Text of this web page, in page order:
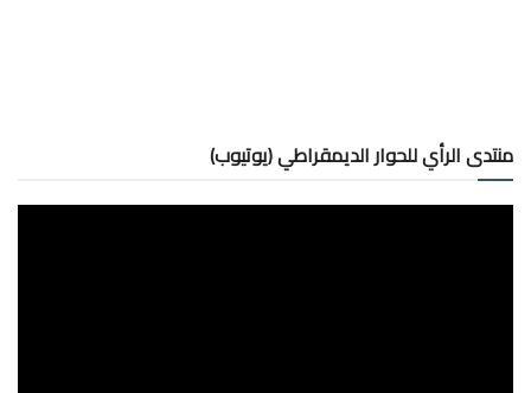
منتدى الرأي للحوار الديمقراطي (يوتيوب)